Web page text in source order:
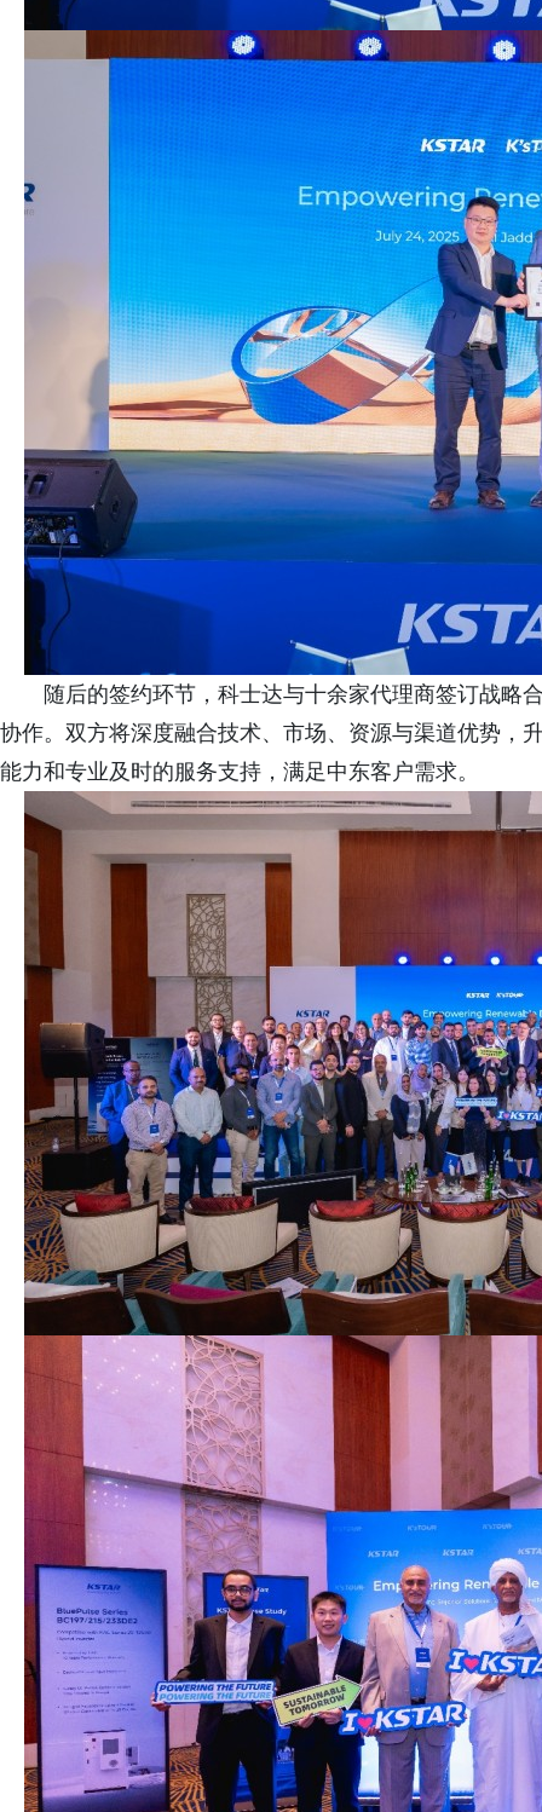
随后的签约环节，科士达与十余家代理商签订战略
协作。双方将深度融合技术、市场、资源与渠道优势，
能力和专业及时的服务支持，满足中东客户需求。